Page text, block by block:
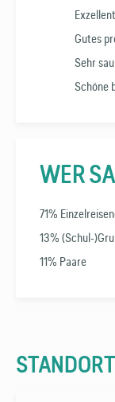
Gutes
Sehr
Schöne
WER
71%
13% (Schul-
11% Paare